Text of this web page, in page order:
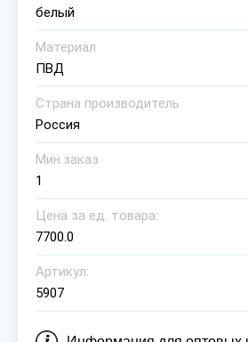
белый
Материал
ПВД
Страна производитель
Россия
Мин.заказ
1
Цена за ед. товара:
7700.0
Артикул:
5907